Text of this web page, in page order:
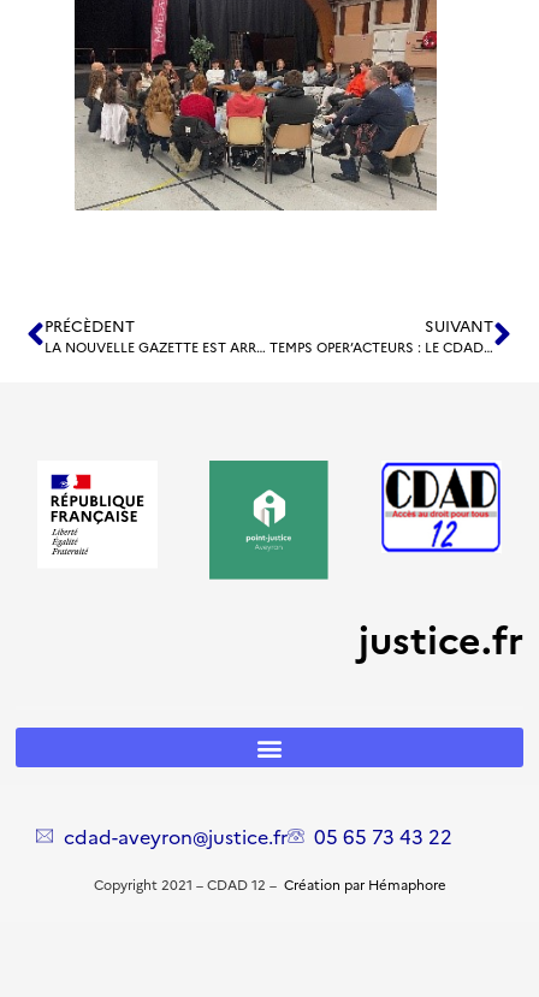
PRÉCÈDENT
LA NOUVELLE GAZETTE EST ARRIVÉE !
SUIVANT
TEMPS OPER’ACTEURS : LE CDAD 12 À LA RENCONTRE DES MAISONS FRANCE SERVICES – 25 FÉVRIER 2025
justice.fr
cdad-aveyron@justice.fr 05 65 73 43 22
Copyright 2021 – CDAD 12 – Création par Hémaphore